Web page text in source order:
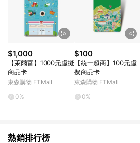
$1,000
【萊爾富】1000元虛擬
商品卡
東森購物 ETMall
0%
$100
【統一超商】100元虛
擬商品卡
東森購物 ETMall
0%
熱銷排行榜